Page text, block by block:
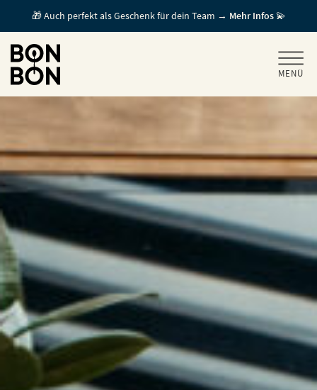
GUTSCHEIN EINLÖSEN
+
GESCHENKGUTSCHEINE
FÜR GASTRONOMEN
🎁 Auch perfekt als Geschenk für dein Team → Mehr Infos💫
MENÜ